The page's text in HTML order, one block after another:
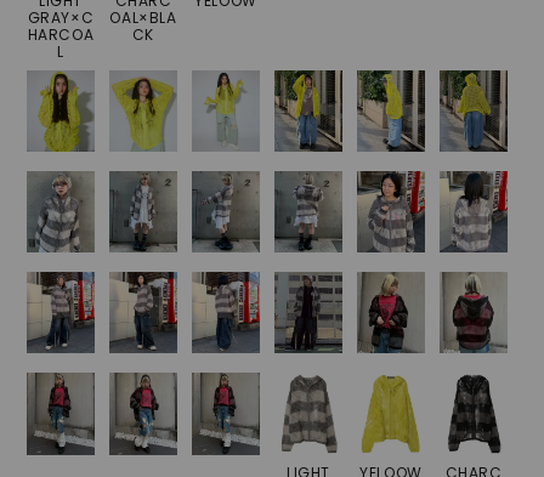
GRAY×C
HARCOA
L
OAL×BLA
CK
LIGHT
YELOOW
CHARC